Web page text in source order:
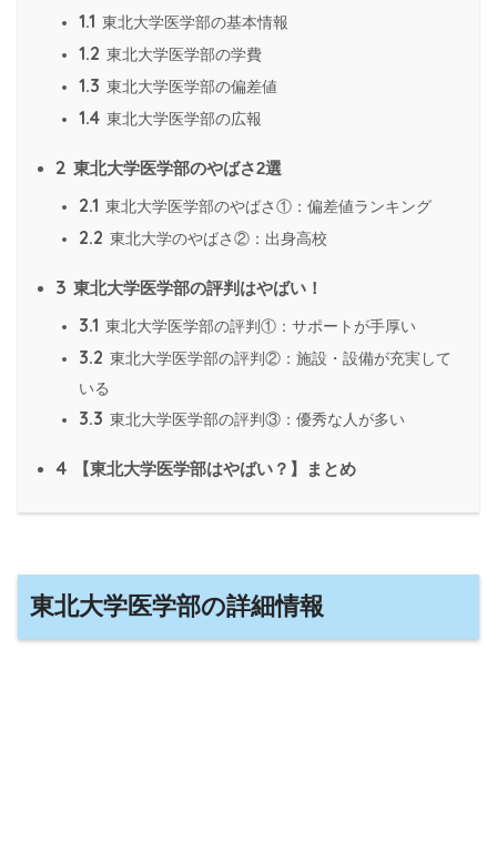
1.1 東北大学医学部の基本情報
1.2 東北大学医学部の学費
1.3 東北大学医学部の偏差値
1.4 東北大学医学部の広報
2 東北大学医学部のやばさ2選
2.1 東北大学医学部のやばさ①：偏差値ランキング
2.2 東北大学のやばさ②：出身高校
3 東北大学医学部の評判はやばい！
3.1 東北大学医学部の評判①：サポートが手厚い
3.2 東北大学医学部の評判②：施設・設備が充実して
いる
3.3 東北大学医学部の評判③：優秀な人が多い
4 【東北大学医学部はやばい？】まとめ
東北大学医学部の詳細情報